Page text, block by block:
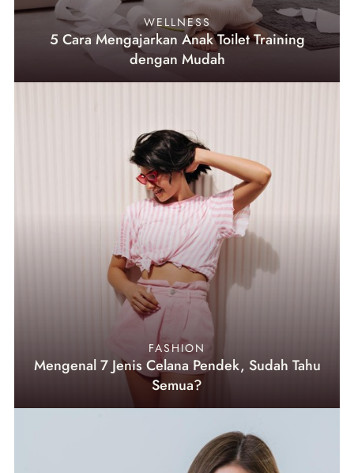
WELLNESS
5 Cara Mengajarkan Anak Toilet Training
dengan Mudah
FASHION
Mengenal 7 Jenis Celana Pendek, Sudah Tahu
Semua?